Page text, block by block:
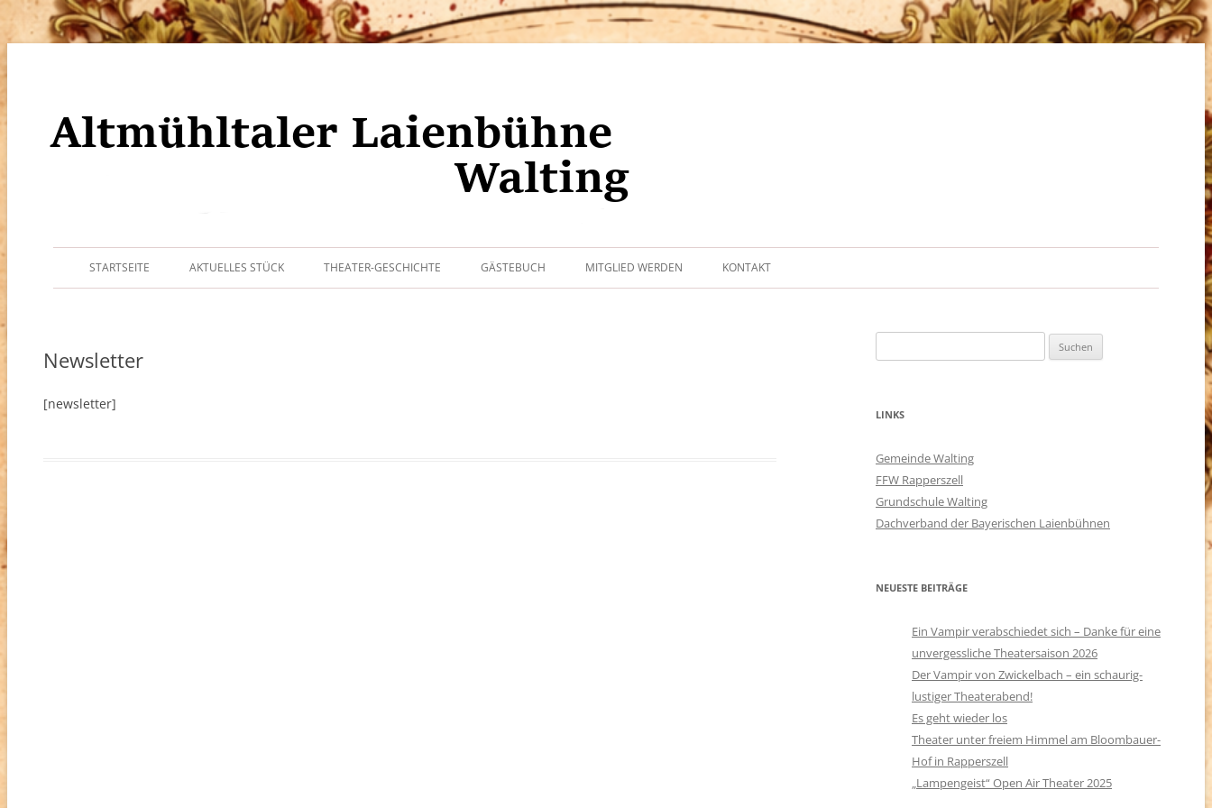
Altmühltaler Laienbühne Walting Zum
Inhalt
STARTSEITE AKTUELLES STÜCK THEATER-GESCHICHTE GÄSTEBUCH MITGLIED WERDEN KONTAKT
Newsletter
[newsletter]
nach:
LINKS
Gemeinde Walting
FFW Rapperszell
Grundschule Walting
Dachverband der Bayerischen Laienbühnen
NEUESTE BEITRÄGE
Ein Vampir verabschiedet sich – Danke für eine
unvergessliche Theatersaison 2026
Der Vampir von Zwickelbach – ein schaurig-
lustiger Theaterabend!
Es geht wieder los
Theater unter freiem Himmel am Bloombauer-
Hof in Rapperszell
„Lampengeist“ Open Air Theater 2025